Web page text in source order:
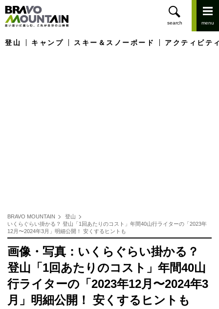
登山 キャンプ スキー＆スノーボード アクティビテ
BRAVO MOUNTAIN
登山
いくらぐらい掛かる？ 登山「1回あたりのコスト」年間40山行ライターの「2023年
12月〜2024年3月」明細公開！ 安くするヒントも
画像・写真：いくらぐらい掛かる？
登山「1回あたりのコスト」年間40山
行ライターの「2023年12月〜2024年3
月」明細公開！ 安くするヒントも